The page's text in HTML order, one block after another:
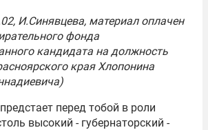
И.Синявцева, материал оплачен
фонда
кандидата на должность
края Хлопонина
перед тобой в роли
высокий - губернаторский -